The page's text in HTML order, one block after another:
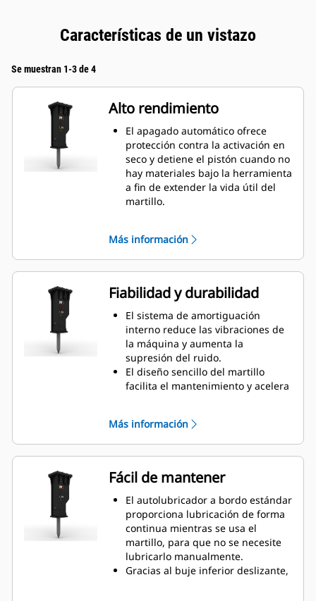
Características de un vistazo
Se muestran 1-3 de 4
Alto rendimiento
El apagado automático ofrece
protección contra la activación en
seco y detiene el pistón cuando no
hay materiales bajo la herramienta
a fin de extender la vida útil del
martillo.
máxima del pistón o la potencia
máxima para aumentar la
eficiencia y la producción en el
entorno de trabajo.
La característica de silenciamiento
estándar le permite usar un
martillo GC S en entornos de
trabajo sensibles al ruido, como
vecindarios u hospitales, donde el
sonido está regulado.
Más información
Fiabilidad y durabilidad
El sistema de amortiguación
interno reduce las vibraciones de
la máquina y aumenta la
supresión del ruido.
El diseño sencillo del martillo
facilita el mantenimiento y acelera
Los componentes hidráulicos
están protegidos de daños dentro
de la caja, lo que ayuda a reducir
el tiempo de inactividad en el sitio
de trabajo.
Más información
Fácil de mantener
El autolubricador a bordo estándar
proporciona lubricación de forma
continua mientras se usa el
martillo, para que no se necesite
lubricarlo manualmente.
Gracias al buje inferior deslizante,